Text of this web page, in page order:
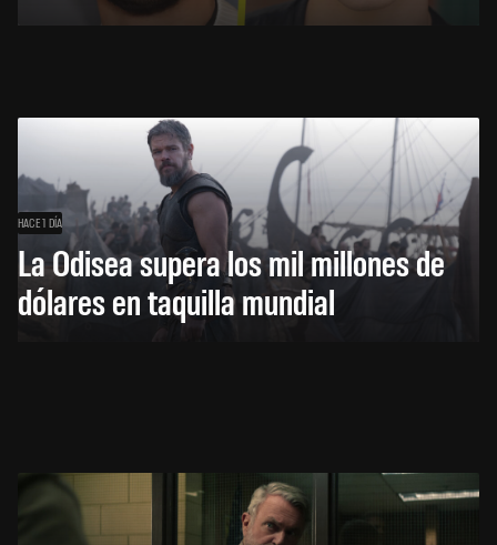
HACE 1 DÍA
La Odisea supera los mil millones de
dólares en taquilla mundial